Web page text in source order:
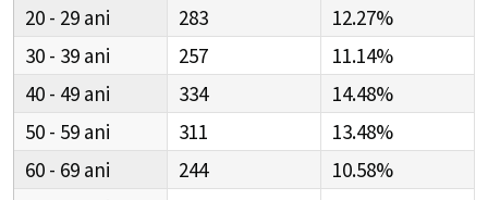
20 - 29
283
12.27%
30 - 39
257
11.14%
40 - 49
334
14.48%
50 - 59
311
13.48%
60 - 69
244
10.58%